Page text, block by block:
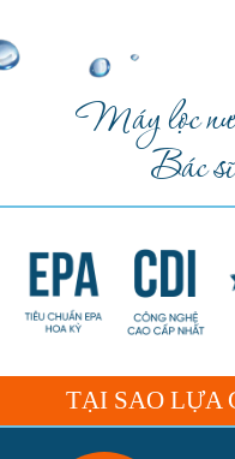
Máy lọc
Bác
TẠI SAO LỰA